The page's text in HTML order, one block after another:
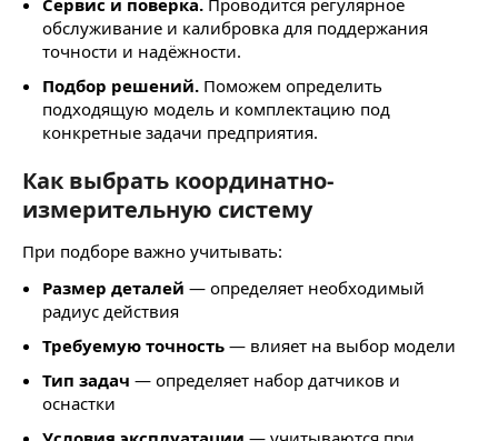
Сервис и поверка. Проводится регулярное
обслуживание и калибровка для поддержания
точности и надёжности.
Подбор решений. Поможем определить
подходящую модель и комплектацию под
конкретные задачи предприятия.
Как выбрать координатно-
измерительную систему
При подборе важно учитывать:
Размер деталей — определяет необходимый
радиус действия
Требуемую точность — влияет на выбор модели
Тип задач — определяет набор датчиков и
оснастки